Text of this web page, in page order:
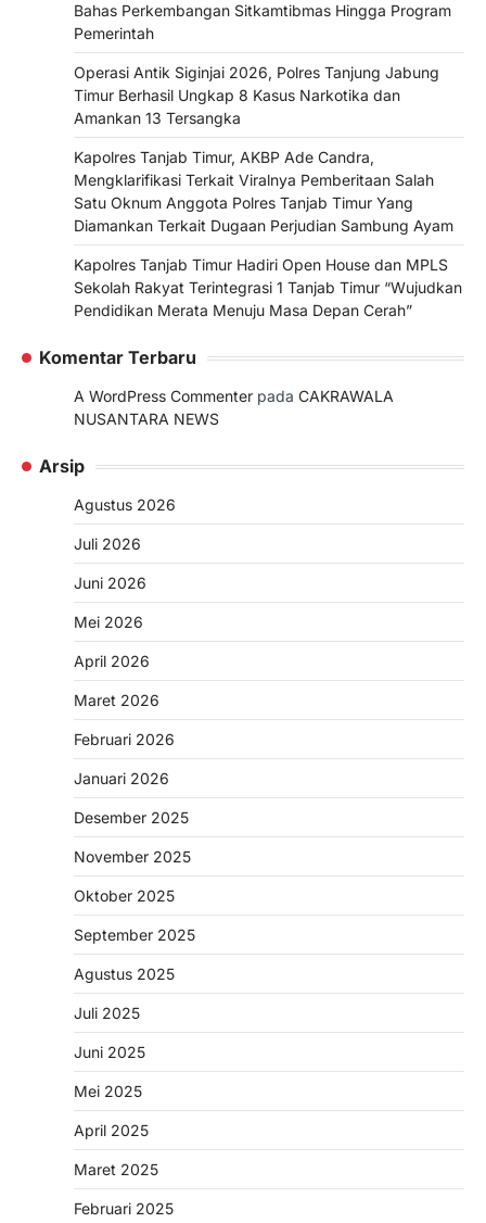
Bahas Perkembangan Sitkamtibmas Hingga Program
Pemerintah
Operasi Antik Siginjai 2026, Polres Tanjung Jabung
Timur Berhasil Ungkap 8 Kasus Narkotika dan
Amankan 13 Tersangka
Kapolres Tanjab Timur, AKBP Ade Candra,
Mengklarifikasi Terkait Viralnya Pemberitaan Salah
Satu Oknum Anggota Polres Tanjab Timur Yang
Diamankan Terkait Dugaan Perjudian Sambung Ayam
Kapolres Tanjab Timur Hadiri Open House dan MPLS
Sekolah Rakyat Terintegrasi 1 Tanjab Timur “Wujudkan
Pendidikan Merata Menuju Masa Depan Cerah”
Komentar Terbaru
A WordPress Commenter pada CAKRAWALA
NUSANTARA NEWS
Arsip
Agustus 2026
Juli 2026
Juni 2026
Mei 2026
April 2026
Maret 2026
Februari 2026
Januari 2026
Desember 2025
November 2025
Oktober 2025
September 2025
Agustus 2025
Juli 2025
Juni 2025
Mei 2025
April 2025
Maret 2025
Februari 2025